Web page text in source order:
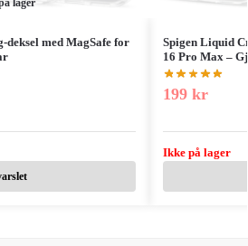
med MagSafe for
Spigen Liquid
16 Pro Max –
199 kr
Ikke på lager